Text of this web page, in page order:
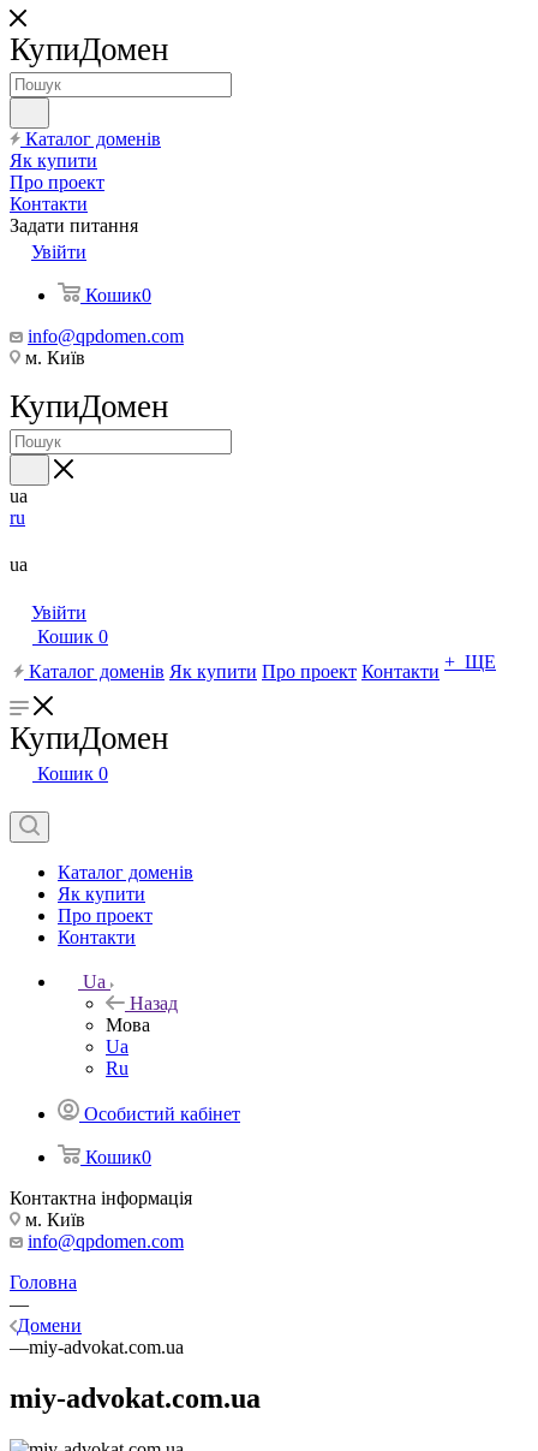
КупиДомен
Каталог доменів
Як купити
Про проект
Контакти
Задати питання
Увійти
Кошик0
info@qpdomen.com
м. Київ
КупиДомен
ua
ru
ua
Увійти
Кошик 0
Каталог доменів Як купити Про проект Контакти + ЩЕ
КупиДомен
Кошик 0
Каталог доменів
Як купити
Про проект
Контакти
Ua
Назад
Мова
Ua
Ru
Особистий кабінет
Кошик0
Контактна інформація
м. Київ
info@qpdomen.com
Головна
—
Домени
—miy-advokat.com.ua
miy-advokat.com.ua